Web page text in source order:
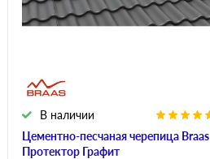
Цементно-песчаная черепица Braas
Протектор Графит
В наличии